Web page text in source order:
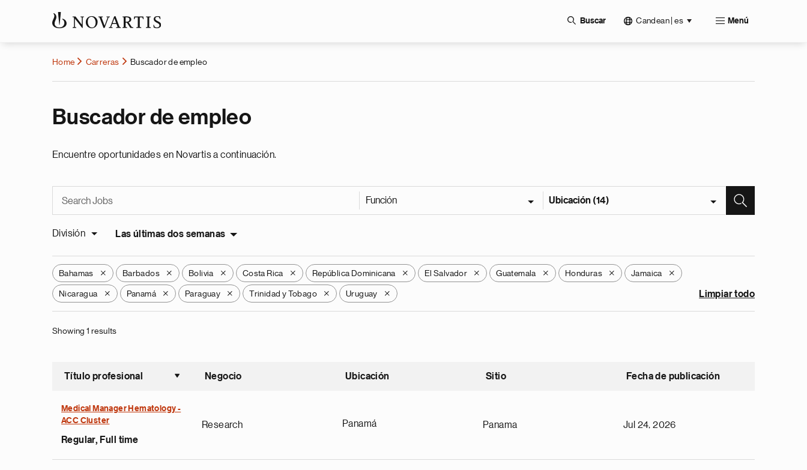
Buscar Candean | es Menú
Home Carreras Buscador de empleo
Buscador de empleo
Encuentre oportunidades en Novartis a continuación.
Función Ubicación (14)
División Las últimas dos semanas
Bahamas X Barbados X Bolivia X Costa Rica X República Dominicana X El Salvador X Guatemala X Honduras X Jamaica X
Nicaragua X Panamá X Paraguay X Trinidad y Tobago X Uruguay X Limpiar todo
Showing 1 results
Título profesional
Ordenar ascendente
Negocio Ubicación Sitio Fecha de publicación
Medical Manager Hematology -
ACC Cluster
Regular, Full time
Research Panamá Panama Jul 24, 2026